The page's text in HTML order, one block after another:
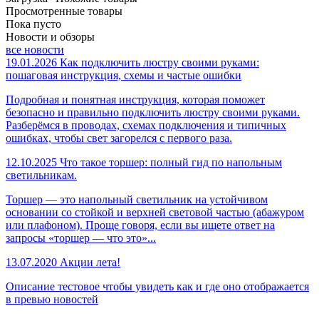
Просмотренные товары
Пока пусто
Новости и обзоры
все новости
19.01.2026 Как подключить люстру своими руками:
пошаговая инструкция, схемы и частые ошибки
Подробная и понятная инструкция, которая поможет
безопасно и правильно подключить люстру своими руками.
Разберёмся в проводах, схемах подключения и типичных
ошибках, чтобы свет загорелся с первого раза.
12.10.2025 Что такое торшер: полный гид по напольным
светильникам.
Торшер — это напольный светильник на устойчивом
основании со стойкой и верхней световой частью (абажуром
или плафоном). Проще говоря, если вы ищете ответ на
запросы «торшер — что это»...
13.07.2020 Акции лета!
Описание тестовое чтобы увидеть как и где оно отображается
в превью новостей